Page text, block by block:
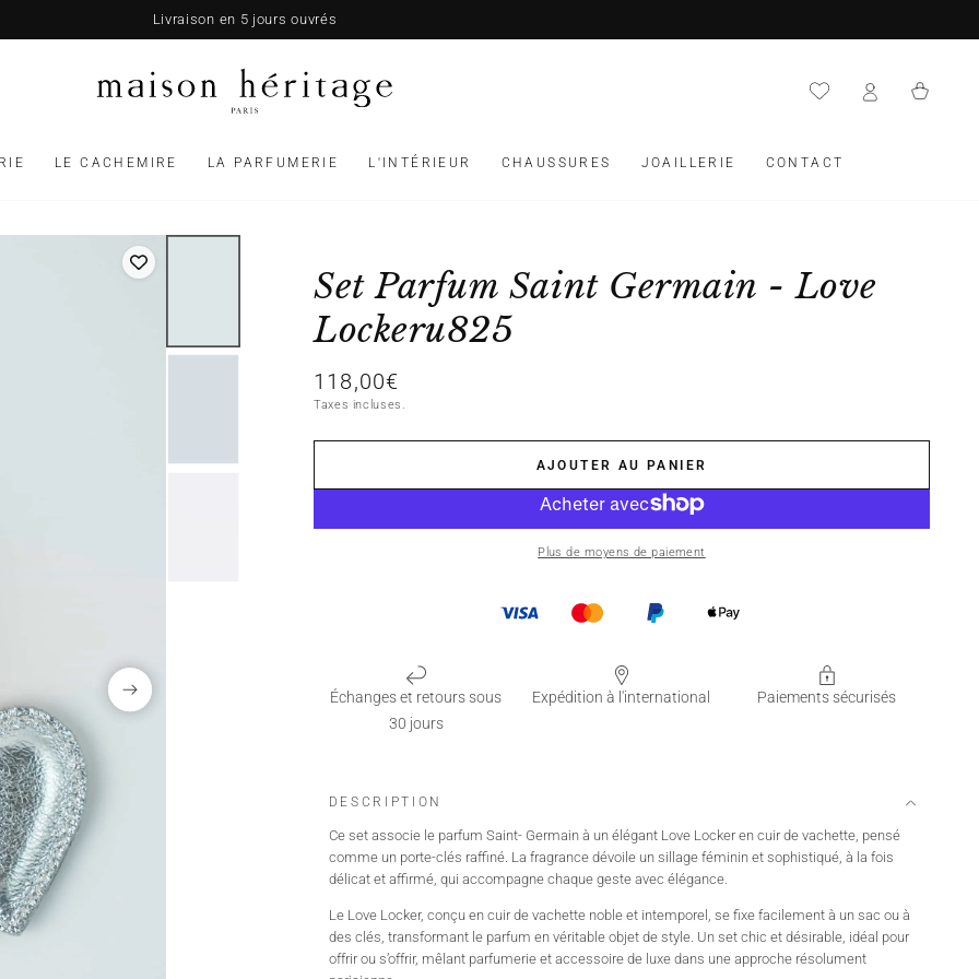
Livraison en 5 jours ouvrés
LE CACHEMIRE LA PARFUMERIE L'INTÉRIEUR CHAUSSURES JOAILLERIE CONTACT
Panier
Set Parfum Saint Germain - Love
Lockeru825
Prix
normal
118,00€
Taxes incluses.
AJOUTER AU PANIER
Plus de moyens de paiement
Échanges et retours sous
30 jours
Expédition à l'international Paiements sécurisés
DESCRIPTION
Ce set associe le parfum Saint- Germain à un élégant Love Locker en cuir de vachette, pensé
comme un porte-clés raffiné. La fragrance dévoile un sillage féminin et sophistiqué, à la fois
délicat et affirmé, qui accompagne chaque geste avec élégance.
Le Love Locker, conçu en cuir de vachette noble et intemporel, se fixe facilement à un sac ou à
des clés, transformant le parfum en véritable objet de style. Un set chic et désirable, idéal pour
offrir ou s’offrir, mêlant parfumerie et accessoire de luxe dans une approche résolument